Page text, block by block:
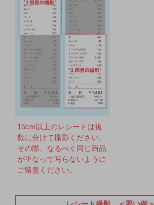
15cm以上のレシートは複
数に分けて撮影ください。
その際、なるべく同じ商品
が重なって写らないように
ご留意ください。